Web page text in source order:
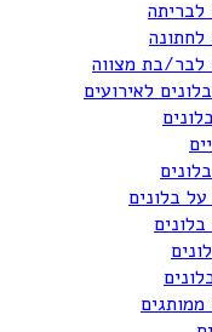
לבריתה
לחתונה
לבר/בת מצווה
לאירועים
בלונים
ממותגים